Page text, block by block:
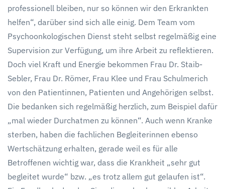
professionell bleiben, nur so können wir den Erkrankten
helfen“, darüber sind sich alle einig. Dem Team vom
Psychoonkologischen Dienst steht selbst regelmäßig eine
Supervision zur Verfügung, um ihre Arbeit zu reflektieren.
Doch viel Kraft und Energie bekommen Frau Dr. Staib-
Sebler, Frau Dr. Römer, Frau Klee und Frau Schulmerich
von den Patientinnen, Patienten und Angehörigen selbst.
Die bedanken sich regelmäßig herzlich, zum Beispiel dafür
„mal wieder Durchatmen zu können“. Auch wenn Kranke
sterben, haben die fachlichen Begleiterinnen ebenso
Wertschätzung erhalten, gerade weil es für alle
Betroffenen wichtig war, dass die Krankheit „sehr gut
begleitet wurde“ bzw. „es trotz allem gut gelaufen ist“.